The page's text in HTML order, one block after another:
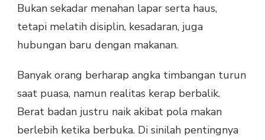
Bukan sekadar menahan lapar serta haus,
tetapi melatih disiplin, kesadaran, juga
hubungan baru dengan makanan.
Banyak orang berharap angka timbangan turun
saat puasa, namun realitas kerap berbalik.
Berat badan justru naik akibat pola makan
berlebih ketika berbuka. Di sinilah pentingnya